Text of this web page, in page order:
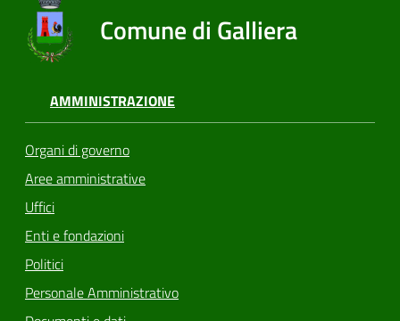
Comune di Galliera
AMMINISTRAZIONE
Organi di governo
Aree amministrative
Uffici
Enti e fondazioni
Politici
Personale Amministrativo